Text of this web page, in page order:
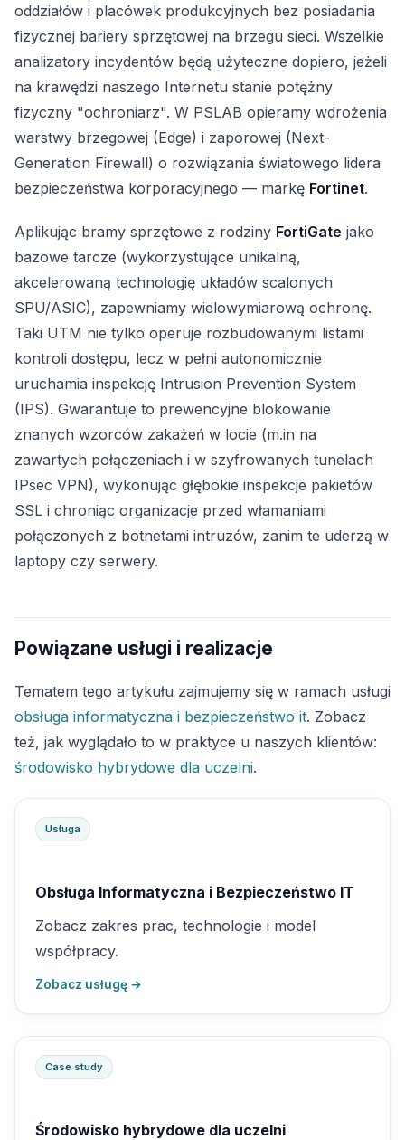
oddziałów i placówek produkcyjnych bez posiadania
fizycznej bariery sprzętowej na brzegu sieci. Wszelkie
analizatory incydentów będą użyteczne dopiero, jeżeli
na krawędzi naszego Internetu stanie potężny
fizyczny "ochroniarz". W PSLAB opieramy wdrożenia
warstwy brzegowej (Edge) i zaporowej (Next-
Generation Firewall) o rozwiązania światowego lidera
bezpieczeństwa korporacyjnego — markę Fortinet.
Aplikując bramy sprzętowe z rodziny FortiGate jako
bazowe tarcze (wykorzystujące unikalną,
akcelerowaną technologię układów scalonych
SPU/ASIC), zapewniamy wielowymiarową ochronę.
Taki UTM nie tylko operuje rozbudowanymi listami
kontroli dostępu, lecz w pełni autonomicznie
uruchamia inspekcję Intrusion Prevention System
(IPS). Gwarantuje to prewencyjne blokowanie
znanych wzorców zakażeń w locie (m.in na
zawartych połączeniach i w szyfrowanych tunelach
IPsec VPN), wykonując głębokie inspekcje pakietów
SSL i chroniąc organizacje przed włamaniami
połączonych z botnetami intruzów, zanim te uderzą w
laptopy czy serwery.
Powiązane usługi i realizacje
Tematem tego artykułu zajmujemy się w ramach usługi
obsługa informatyczna i bezpieczeństwo it. Zobacz
też, jak wyglądało to w praktyce u naszych klientów:
środowisko hybrydowe dla uczelni.
Usługa
Obsługa Informatyczna i Bezpieczeństwo IT
Zobacz zakres prac, technologie i model
współpracy.
Zobacz usługę →
Case study
Środowisko hybrydowe dla uczelni